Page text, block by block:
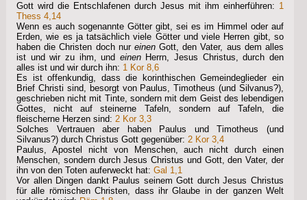
Gott wird die Entschlafenen durch Jesus mit ihm einherführen: 1
Thess 4,14
Wenn es auch sogenannte Götter gibt, sei es im Himmel oder auf
Erden, wie es ja tatsächlich viele Götter und viele Herren gibt, so
haben die Christen doch nur einenGott, den Vater, aus dem alles
ist und wir zu ihm, und einenHerrn, Jesus Christus, durch den
alles ist und wir durch ihn: 1 Kor 8,6
Es ist offenkundig, dass die korinthischen Gemeindeglieder ein
Brief Christi sind, besorgt von Paulus, Timotheus (und Silvanus?),
geschrieben nicht mit Tinte, sondern mit dem Geist des lebendigen
Gottes, nicht auf steinerne Tafeln, sondern auf Tafeln, die
fleischerne Herzen sind: 2 Kor 3,3
Solches Vertrauen aber haben Paulus und Timotheus (und
Silvanus?) durch Christus Gott gegenüber: 2 Kor 3,4
Paulus, Apostel nicht von Menschen, auch nicht durch einen
Menschen, sondern durch Jesus Christus und Gott, den Vater, der
ihn von den Toten auferweckt hat: Gal 1,1
Vor allen Dingen dankt Paulus seinem Gott durch Jesus Christus
für alle römischen Christen, dass ihr Glaube in der ganzen Welt